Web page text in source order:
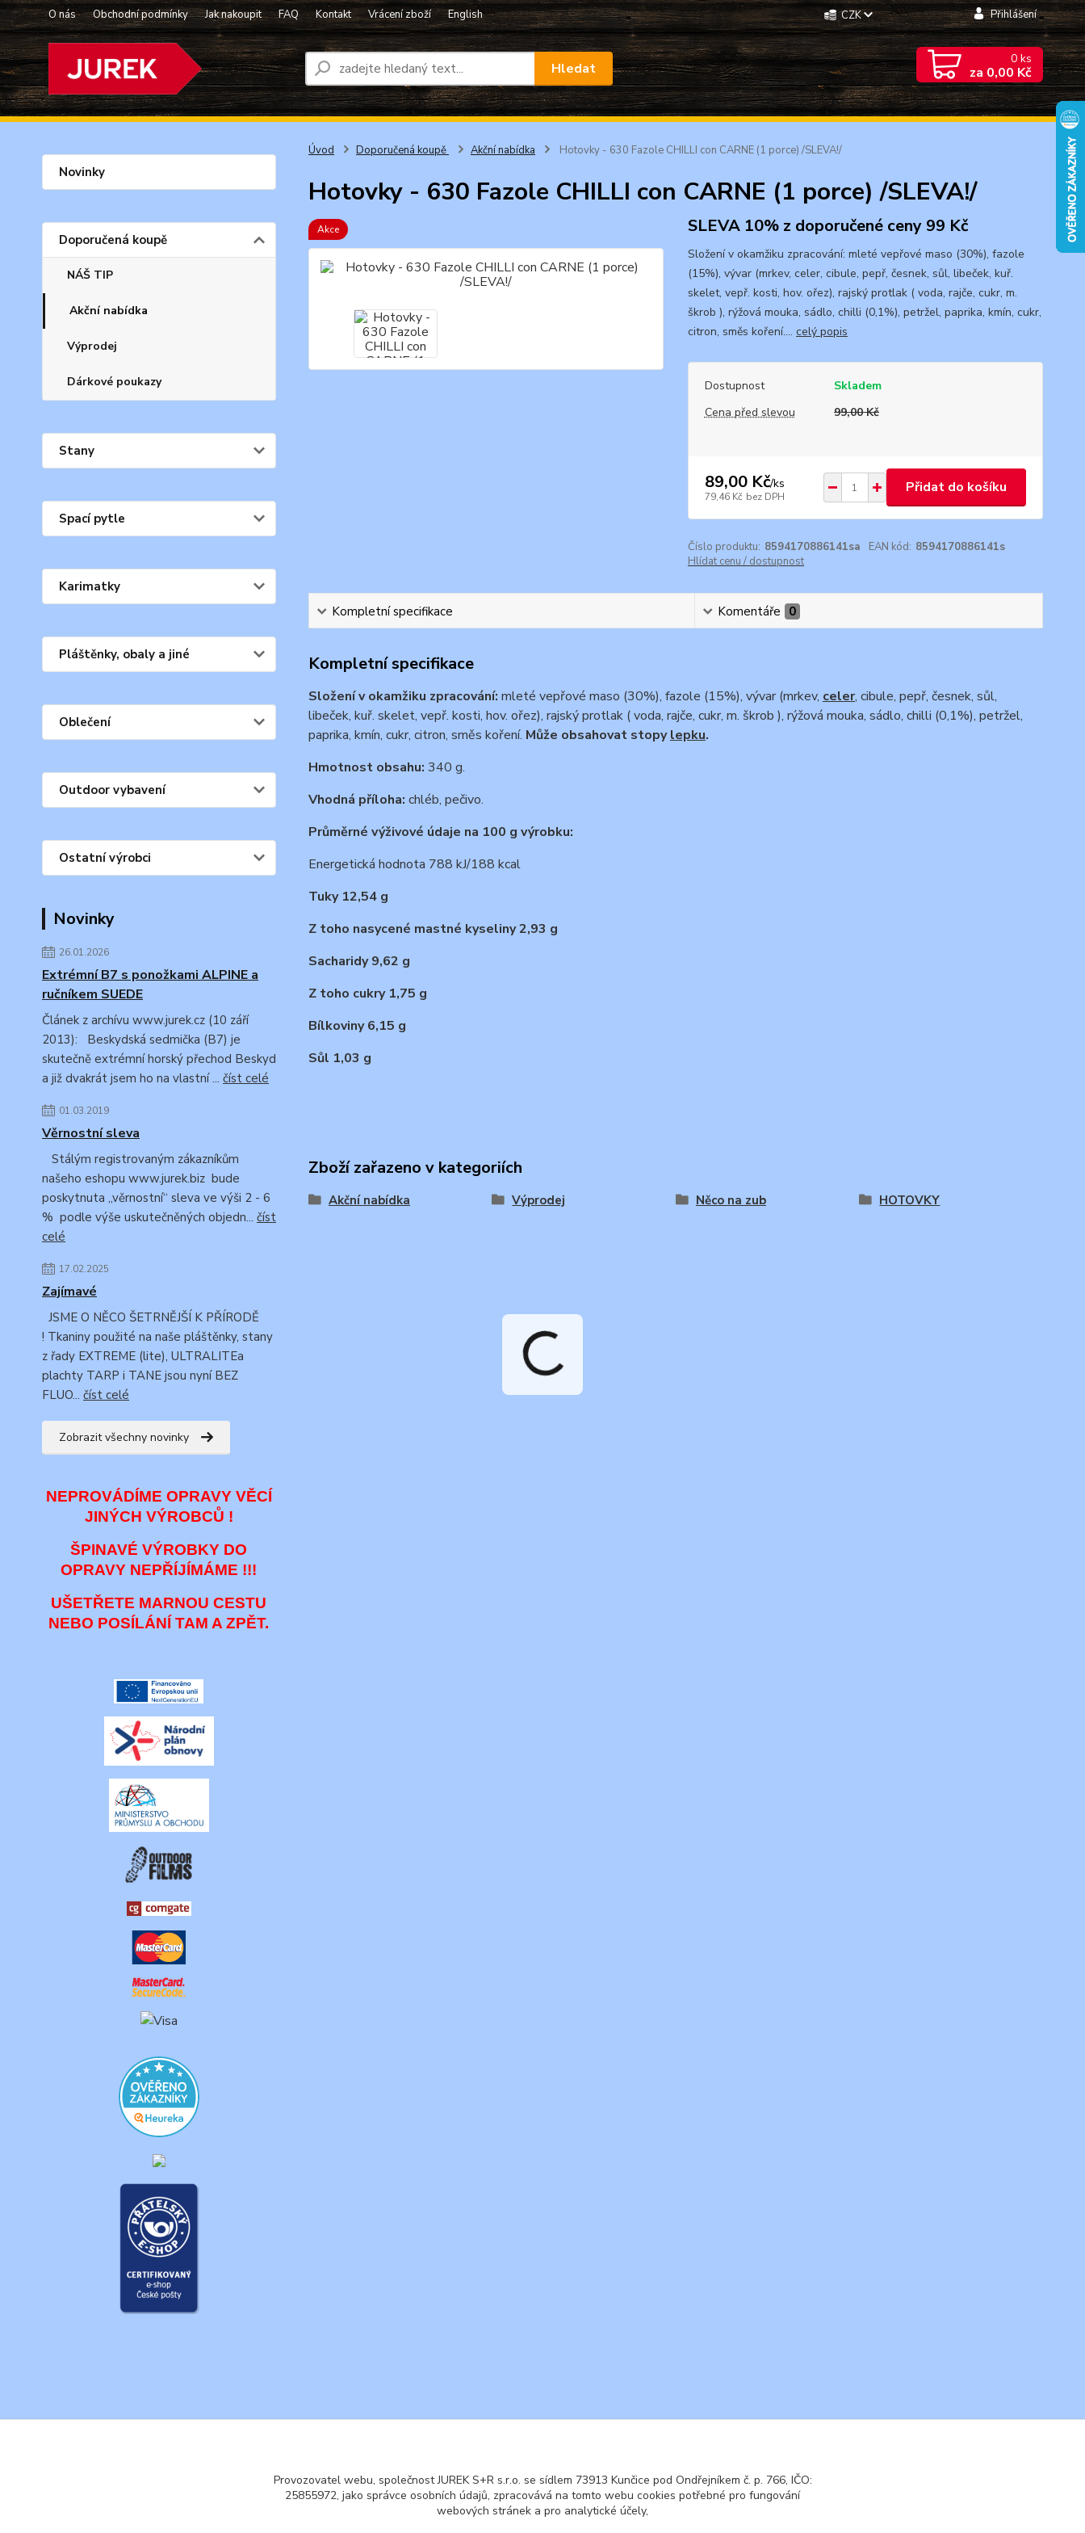
O nás Obchodní podmínky Jak nakoupit FAQ Kontakt Vrácení zboží English CZK Přihlášení
Hledat
0 ks
za 0,00 Kč
Novinky
Doporučená koupě
NÁŠ TIP
Akční nabídka
Výprodej
Dárkové poukazy
Stany
Spací pytle
Karimatky
Pláštěnky, obaly a jiné
Oblečení
Outdoor vybavení
Ostatní výrobci
Novinky
26.01.2026
Extrémní B7 s ponožkami ALPINE a
ručníkem SUEDE
Článek z archívu www.jurek.cz (10 září
2013): Beskydská sedmička (B7) je
skutečně extrémní horský přechod Beskyd
a již dvakrát jsem ho na vlastní ... číst celé
01.03.2019
Věrnostní sleva
Stálým registrovaným zákazníkům
našeho eshopu www.jurek.biz bude
poskytnuta „věrnostní“ sleva ve výši 2 - 6
% podle výše uskutečněných objedn... číst
celé
17.02.2025
Zajímavé
JSME O NĚCO ŠETRNĚJŠÍ K PŘÍRODĚ
! Tkaniny použité na naše pláštěnky, stany
z řady EXTREME (lite), ULTRALITEa
plachty TARP i TANE jsou nyní BEZ
FLUO... číst celé
Zobrazit všechny novinky
NEPROVÁDÍME OPRAVY VĚCÍ
JINÝCH VÝROBCŮ !
ŠPINAVÉ VÝROBKY DO
OPRAVY NEPŘÍJÍMÁME !!!
UŠETŘETE MARNOU CESTU
NEBO POSÍLÁNÍ TAM A ZPĚT.
Úvod Doporučená koupě Akční nabídka Hotovky - 630 Fazole CHILLI con CARNE (1 porce) /SLEVA!/
Hotovky - 630 Fazole CHILLI con CARNE (1 porce) /SLEVA!/
Akce SLEVA 10% z doporučené ceny 99 Kč
Složení v okamžiku zpracování: mleté vepřové maso (30%), fazole
(15%), vývar (mrkev, celer, cibule, pepř, česnek, sůl, libeček, kuř.
skelet, vepř. kosti, hov. ořez), rajský protlak ( voda, rajče, cukr, m.
škrob ), rýžová mouka, sádlo, chilli (0,1%), petržel, paprika, kmín, cukr,
citron, směs koření.... celý popis
Dostupnost
Skladem
Cena před slevou
99,00 Kč
89,00 Kč/ks
79,46 Kč bez DPH
Přidat do košíku
Číslo produktu: 8594170886141sa EAN kód: 8594170886141s
Hlídat cenu / dostupnost
Kompletní specifikace Komentáře 0
Kompletní specifikace
Složení v okamžiku zpracování: mleté vepřové maso (30%), fazole (15%), vývar (mrkev, celer, cibule, pepř, česnek, sůl,
libeček, kuř. skelet, vepř. kosti, hov. ořez), rajský protlak ( voda, rajče, cukr, m. škrob ), rýžová mouka, sádlo, chilli (0,1%), petržel,
paprika, kmín, cukr, citron, směs koření. Může obsahovat stopylepku.
Hmotnost obsahu: 340 g.
Vhodná příloha: chléb, pečivo.
Průměrné výživové údaje na 100 g výrobku:
Energetická hodnota 788 kJ/188 kcal
Tuky 12,54 g
Z toho nasycené mastné kyseliny 2,93 g
Sacharidy 9,62 g
Z toho cukry 1,75 g
Bílkoviny 6,15 g
Sůl 1,03 g
Zboží zařazeno v kategoriích
Akční nabídka Výprodej Něco na zub HOTOVKY
Provozovatel webu, společnost JUREK S+R s.r.o. se sídlem 73913 Kunčice pod Ondřejníkem č. p. 766, IČO:
25855972, jako správce osobních údajů, zpracovává na tomto webu cookies potřebné pro fungování
webových stránek a pro analytické účely,